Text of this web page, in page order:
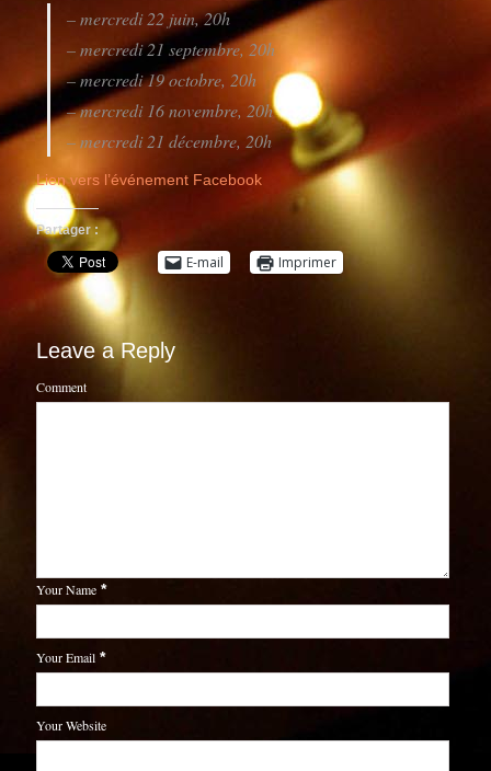
– mercredi 22 juin, 20h
– mercredi 21 septembre, 20h
– mercredi 19 octobre, 20h
– mercredi 16 novembre, 20h
– mercredi 21 décembre, 20h
Lien vers l’événement Facebook
Partager :
E-mail Imprimer
Leave a Reply
Comment
Your Name *
Your Email *
Your Website